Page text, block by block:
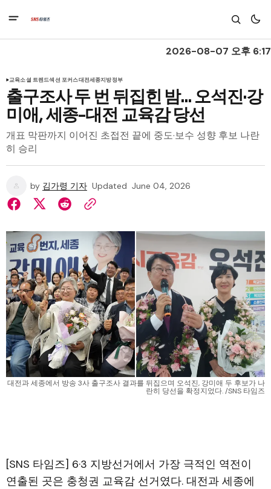
2026-08-07 오후 6:17
교육소셜 트렌드섹션 포커스대전세종지방정부
출구조사 두 번 뒤집힌 밤... 오석진·강
미애, 세종-대전 교육감 당선
개표 막판까지 이어진 초접전 끝에 중도·보수 성향 후보 나란
히 승리
by 김가령 기자 Updated June 04, 2026
대전과 세종에서 방송 3사 출구조사 결과를 뒤집으며 오석진, 강미애 두 후보가 나
란히 당선을 확정지었다. /SNS 타임즈
[SNS 타임즈] 6·3 지방선거에서 가장 극적인 역전이
연출된 곳은 충청권 교육감 선거였다. 대전과 세종에